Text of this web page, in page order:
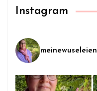
Instagram
meinewuseleien